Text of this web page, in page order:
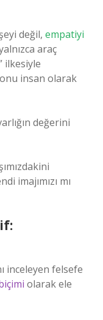
değil, empatiyi
araç
ilkesiyle
insan olarak
değerini
imajımızı mı
inceleyen felsefe
olarak ele